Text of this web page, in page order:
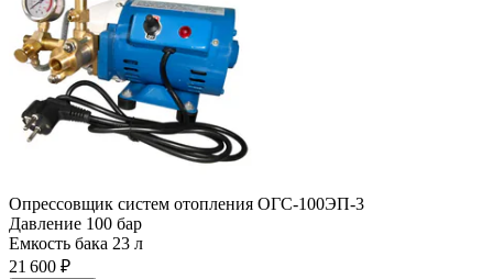
Опрессовщик систем отопления ОГС-100ЭП-3
Давление 100 бар
Емкость бака 23 л
21 600 ₽